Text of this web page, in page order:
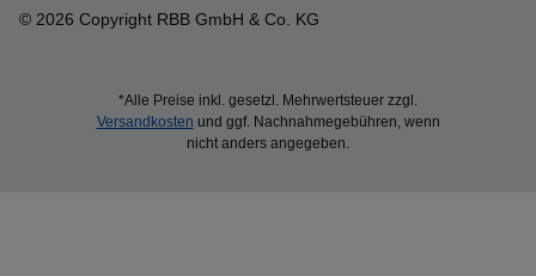
© 2026 Copyright RBB GmbH & Co. KG
*Alle Preise inkl. gesetzl. Mehrwertsteuer zzgl.
Versandkosten und ggf. Nachnahmegebühren, wenn
nicht anders angegeben.